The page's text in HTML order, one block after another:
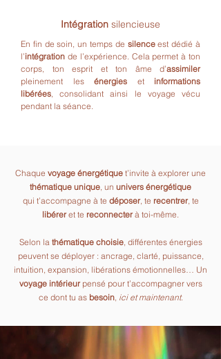
Intégration silencieuse
En fin de soin, un temps de silenceest dédié à
l’intégration de l’expérience. Cela permet à ton
corps, ton esprit et ton âme d’assimiler
pleinement les énergies et informations
libérées, consolidant ainsi le voyage vécu
pendant la séance.
Chaque voyage énergétique t’invite à explorer une
thématique unique, un univers énergétique
qui t’accompagne à te déposer, te recentrer, te
libéreret te reconnecterà toi-même.
Selon la thématique choisie, différentes énergies
peuvent se déployer : ancrage, clarté, puissance,
intuition, expansion, libérations émotionnelles… Un
voyage intérieurpensé pour t’accompagner vers
ce dont tu as besoin, ici et maintenant.